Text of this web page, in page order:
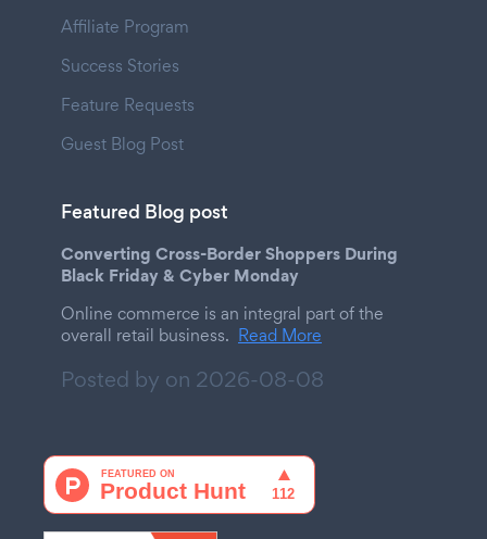
Affiliate Program
Success Stories
Feature Requests
Guest Blog Post
Featured Blog post
Converting Cross-Border Shoppers During
Black Friday & Cyber Monday
Online commerce is an integral part of the
overall retail business. Read More
Posted by on 2026-08-08